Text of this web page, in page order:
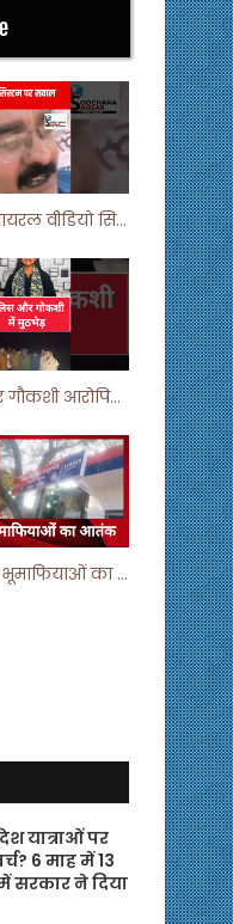
लखनऊ वायरल वीडियो सिस्टम पर सवाल ! #shorts #shortvideo
पुलिस और गौकशी आरोपियों में मुठभेड़ ! #shortvideo #shorts #shortsfeed
हैदरगंज में भूमाफियाओं का आतंक ! #upnews #viral #viralvideo
यात्राओं पर
6 माह में 13
सरकार ने दिया